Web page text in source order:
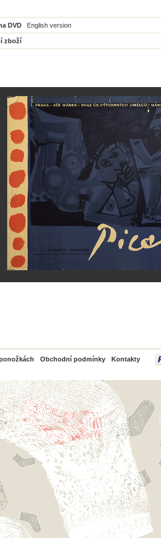
DVD English version
zboží
Obchodní podmínky Kontakty
PayPal